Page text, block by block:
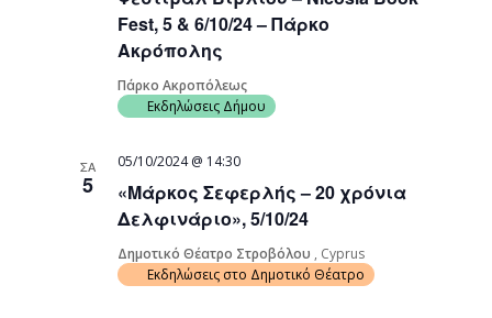
Fest, 5 & 6/10/24 – Πάρκο
Ακρόπολης
Πάρκο Ακροπόλεως
Εκδηλώσεις Δήμου
ΣΑ
5
«Μάρκος Σεφερλής – 20 χρόνια
Δελφινάριο», 5/10/24
05/10/2024 @ 14:30
Δημοτικό Θέατρο Στροβόλου , Cyprus
Εκδηλώσεις στο Δημοτικό Θέατρο